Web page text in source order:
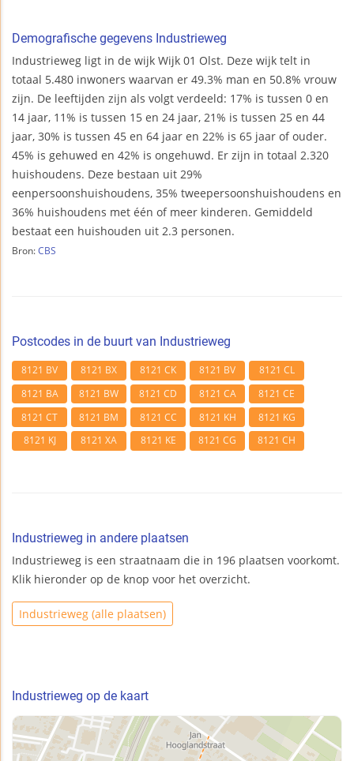
Demografische gegevens Industrieweg
Industrieweg ligt in de wijk Wijk 01 Olst. Deze wijk telt in
totaal 5.480 inwoners waarvan er 49.3% man en 50.8% vrouw
zijn. De leeftijden zijn als volgt verdeeld: 17% is tussen 0 en
14 jaar, 11% is tussen 15 en 24 jaar, 21% is tussen 25 en 44
jaar, 30% is tussen 45 en 64 jaar en 22% is 65 jaar of ouder.
45% is gehuwed en 42% is ongehuwd. Er zijn in totaal 2.320
huishoudens. Deze bestaan uit 29%
eenpersoonshuishoudens, 35% tweepersoonshuishoudens en
36% huishoudens met één of meer kinderen. Gemiddeld
bestaat een huishouden uit 2.3 personen.
Bron: CBS
Postcodes in de buurt van Industrieweg
8121 BV 8121 BX 8121 CK 8121 BV
8121 CL
8121 BA
8121 BW 8121 CD 8121 CA
8121 CE
8121 CT
8121 BM 8121 CC 8121 KH
8121 KG
8121 KJ
8121 XA 8121 KE 8121 CG 8121 CH
Industrieweg in andere plaatsen
Industrieweg is een straatnaam die in 196 plaatsen voorkomt.
Klik hieronder op de knop voor het overzicht.
Industrieweg (alle plaatsen)
Industrieweg op de kaart